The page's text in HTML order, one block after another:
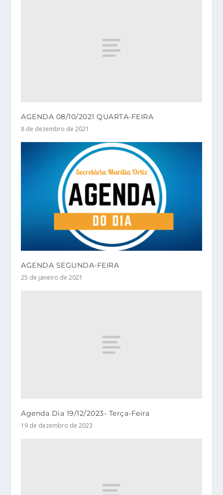
AGENDA 08/10/2021 QUARTA-FEIRA
8 de dezembro de 2021
AGENDA SEGUNDA-FEIRA
25 de janeiro de 2021
Agenda Dia 19/12/2023- Terça-Feira
19 de dezembro de 2023